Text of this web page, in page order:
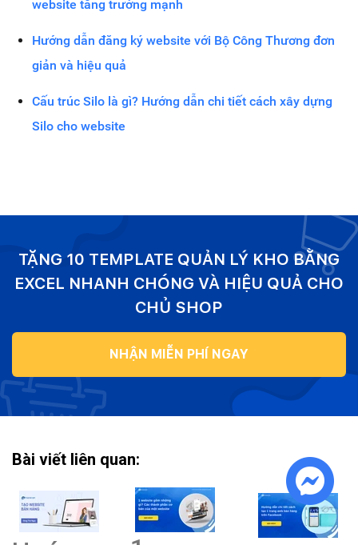
website tăng trưởng mạnh
Hướng dẫn đăng ký website với Bộ Công Thương đơn
giản và hiệu quả
Cấu trúc Silo là gì? Hướng dẫn chi tiết cách xây dựng
Silo cho website
TẶNG 10 TEMPLATE QUẢN LÝ KHO BẰNG
EXCEL NHANH CHÓNG VÀ HIỆU QUẢ CHO
CHỦ SHOP
NHẬN MIỄN PHÍ NGAY
Bài viết liên quan: